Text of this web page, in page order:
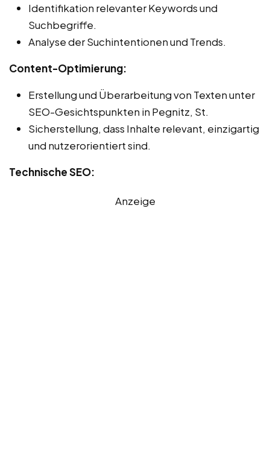
Identifikation relevanter Keywords und
Suchbegriffe.
Analyse der Suchintentionen und Trends.
Content-Optimierung:
Erstellung und Überarbeitung von Texten unter
SEO-Gesichtspunkten in Pegnitz, St.
Sicherstellung, dass Inhalte relevant, einzigartig
und nutzerorientiert sind.
Technische SEO:
Anzeige